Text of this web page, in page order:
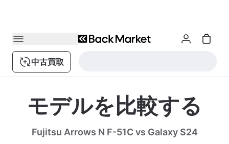
中古買取
モデルを比較する
Fujitsu Arrows N F-51C vs Galaxy S24